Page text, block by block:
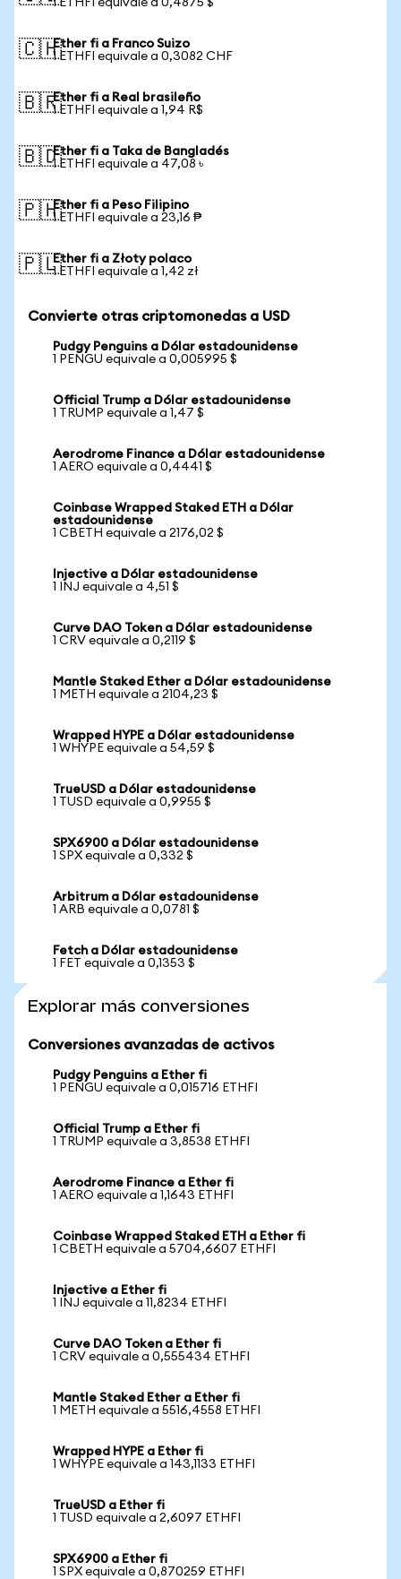
1 ETHFI equivale a 0,4875 $
🇨🇭Ether fi a Franco Suizo
1 ETHFI equivale a 0,3082 CHF
🇧🇷Ether fi a Real brasileño
1 ETHFI equivale a 1,94 R$
🇧🇩Ether fi a Taka de Bangladés
1 ETHFI equivale a 47,08 ৳
🇵🇭Ether fi a Peso Filipino
1 ETHFI equivale a 23,16 ₱
🇵🇱Ether fi a Złoty polaco
1 ETHFI equivale a 1,42 zł
Convierte otras criptomonedas a USD
Pudgy Penguins a Dólar estadounidense
1 PENGU equivale a 0,005995 $
Official Trump a Dólar estadounidense
1 TRUMP equivale a 1,47 $
Aerodrome Finance a Dólar estadounidense
1 AERO equivale a 0,4441 $
Coinbase Wrapped Staked ETH a Dólar
estadounidense
1 CBETH equivale a 2176,02 $
Injective a Dólar estadounidense
1 INJ equivale a 4,51 $
Curve DAO Token a Dólar estadounidense
1 CRV equivale a 0,2119 $
Mantle Staked Ether a Dólar estadounidense
1 METH equivale a 2104,23 $
Wrapped HYPE a Dólar estadounidense
1 WHYPE equivale a 54,59 $
TrueUSD a Dólar estadounidense
1 TUSD equivale a 0,9955 $
SPX6900 a Dólar estadounidense
1 SPX equivale a 0,332 $
Arbitrum a Dólar estadounidense
1 ARB equivale a 0,0781 $
Fetch a Dólar estadounidense
1 FET equivale a 0,1353 $
Explorar más conversiones
Conversiones avanzadas de activos
Pudgy Penguins a Ether fi
1 PENGU equivale a 0,015716 ETHFI
Official Trump a Ether fi
1 TRUMP equivale a 3,8538 ETHFI
Aerodrome Finance a Ether fi
1 AERO equivale a 1,1643 ETHFI
Coinbase Wrapped Staked ETH a Ether fi
1 CBETH equivale a 5704,6607 ETHFI
Injective a Ether fi
1 INJ equivale a 11,8234 ETHFI
Curve DAO Token a Ether fi
1 CRV equivale a 0,555434 ETHFI
Mantle Staked Ether a Ether fi
1 METH equivale a 5516,4558 ETHFI
Wrapped HYPE a Ether fi
1 WHYPE equivale a 143,1133 ETHFI
TrueUSD a Ether fi
1 TUSD equivale a 2,6097 ETHFI
SPX6900 a Ether fi
1 SPX equivale a 0,870259 ETHFI